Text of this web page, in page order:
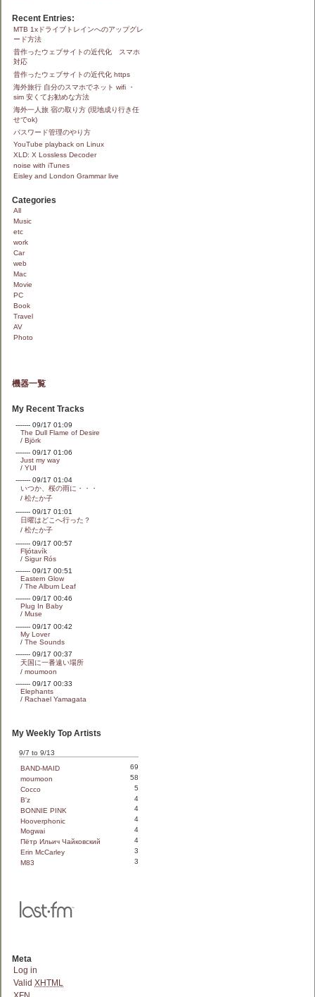
Recent Entries:
MTB 1xドライブトレインへのアップグレ
ード方法
昔作ったウェブサイトの近代化 スマホ
対応
昔作ったウェブサイトの近代化 https
海外旅行 自分のスマホでネット wifi ・
sim 安くてお勧めな方法
海外一人旅 宿の取り方 (現地成り行き任
せでok)
パスワード管理のやり方
YouTube playback on Linux
XLD: X Lossless Decoder
noise with iTunes
Eisley and London Grammar live
Categories
All
Music
etc
work
Car
web
Mac
Movie
PC
Book
Travel
AV
Photo
機器一覧
My Recent Tracks
------- 09/17 01:09
The Dull Flame of Desire
/ Björk
------- 09/17 01:06
Just my way
/ YUI
------- 09/17 01:04
いつか、桜の雨に・・・
/ 松たか子
------- 09/17 01:01
日曜はどこへ行った？
/ 松たか子
------- 09/17 00:57
Fljótavík
/ Sigur Rós
------- 09/17 00:51
Eastern Glow
/ The Album Leaf
------- 09/17 00:46
Plug In Baby
/ Muse
------- 09/17 00:42
My Lover
/ The Sounds
------- 09/17 00:37
天国に一番遠い場所
/ moumoon
------- 09/17 00:33
Elephants
/ Rachael Yamagata
My Weekly Top Artists
9/7 to 9/13
BAND-MAID
69
moumoon
58
Cocco
5
B'z
4
BONNIE PINK
4
Hooverphonic
4
Mogwai
4
Пётр Ильич Чайковский
4
Erin McCarley
3
M83
3
Meta
Log in
Valid XHTML